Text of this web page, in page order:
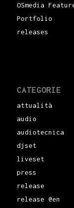
OSmedia
Portfolio
releases
CATEGORIE
attualità
audio
audiotecnica
djset
liveset
press
release
release @en